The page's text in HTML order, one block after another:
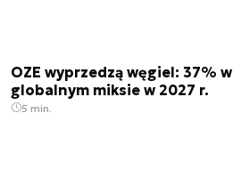
OZE wyprzedzą węgiel: 37% w
globalnym miksie w 2027 r.
5 min.